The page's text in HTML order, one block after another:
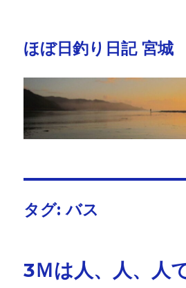
ほぼ日釣り日記 宮城
タグ:バス
3Ｍは人、人、人